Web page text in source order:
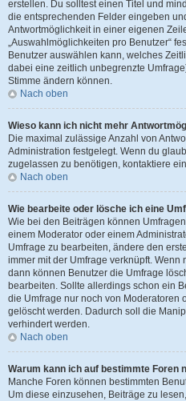
erstellen. Du solltest einen Titel und
die entsprechenden Felder eingeben
Antwortmöglichkeit in einer eigenen
„Auswahlmöglichkeiten pro Benutzer“
Benutzer auswählen kann, welches
dabei eine zeitlich unbegrenzte
Stimme ändern können.
Nach oben
Wieso kann ich nicht mehr
Die maximal zulässige Anzahl von
Administration festgelegt. Wenn du
zugelassen zu benötigen, kontaktiere
Nach oben
Wie bearbeite oder lösche ich eine
Wie bei den Beiträgen können
einem Moderator oder einem
Umfrage zu bearbeiten, ändere den
immer mit der Umfrage verknüpft.
dann können Benutzer die Umfrage
bearbeiten. Sollte allerdings schon ein
die Umfrage nur noch von Moderatoren
gelöscht werden. Dadurch soll die
verhindert werden.
Nach oben
Warum kann ich auf bestimmte Foren
Manche Foren können bestimmten
Um diese einzusehen, Beiträge zu